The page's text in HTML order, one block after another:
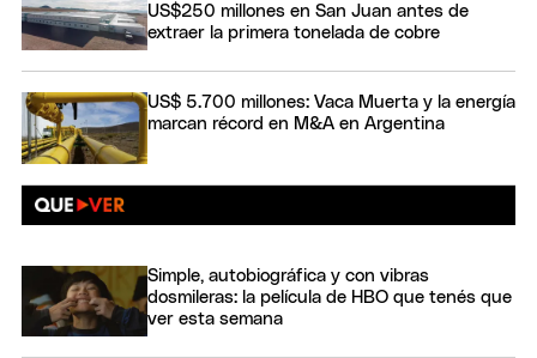
US$250 millones en San Juan antes de
extraer la primera tonelada de cobre
US$ 5.700 millones: Vaca Muerta y la energía
marcan récord en M&A en Argentina
Simple, autobiográfica y con vibras
dosmileras: la película de HBO que tenés que
ver esta semana